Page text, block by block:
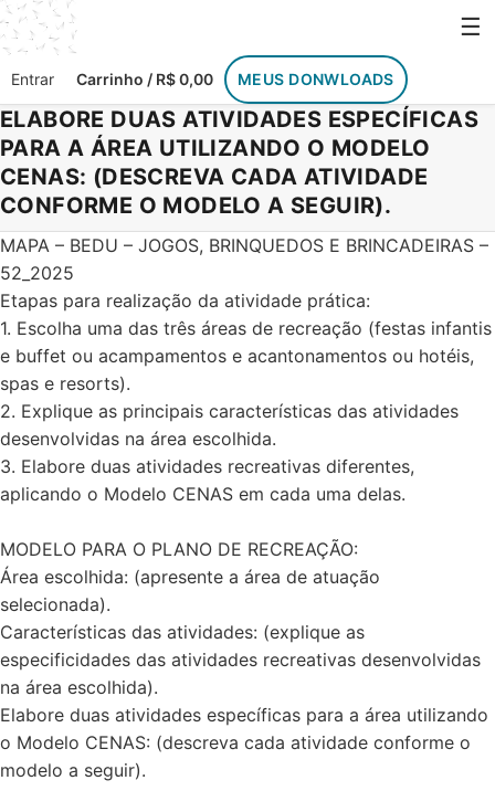
☰
Entrar Carrinho / R$ 0,00 MEUS DONWLOADS
ELABORE DUAS ATIVIDADES ESPECÍFICAS
PARA A ÁREA UTILIZANDO O MODELO
CENAS: (DESCREVA CADA ATIVIDADE
CONFORME O MODELO A SEGUIR).
MAPA – BEDU – JOGOS, BRINQUEDOS E BRINCADEIRAS –
52_2025
Etapas para realização da atividade prática:
1. Escolha uma das três áreas de recreação (festas infantis
e buffet ou acampamentos e acantonamentos ou hotéis,
spas e resorts).
2. Explique as principais características das atividades
desenvolvidas na área escolhida.
3. Elabore duas atividades recreativas diferentes,
aplicando o Modelo CENAS em cada uma delas.
MODELO PARA O PLANO DE RECREAÇÃO:
Área escolhida: (apresente a área de atuação
selecionada).
Características das atividades: (explique as
especificidades das atividades recreativas desenvolvidas
na área escolhida).
Elabore duas atividades específicas para a área utilizando
o Modelo CENAS: (descreva cada atividade conforme o
modelo a seguir).